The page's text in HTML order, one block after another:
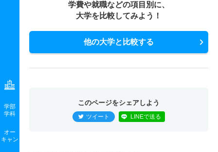
学部
学科
オー
キャン
学費や就職などの項目別に、
大学を比較してみよう！
他の大学と比較する
このページをシェアしよう
ツイート LINEで送る